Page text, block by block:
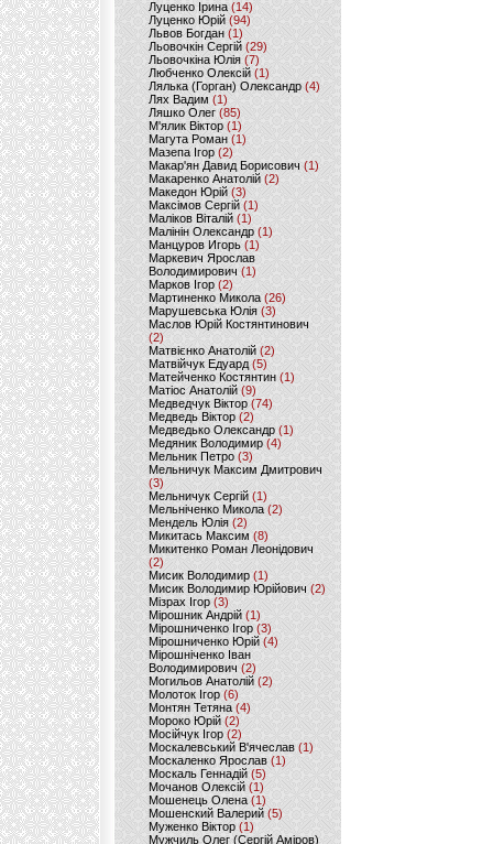
Луценко Ірина (14)
Луценко Юрій (94)
Львов Богдан (1)
Льовочкін Сергій (29)
Льовочкіна Юлія(7)
Любченко Олексій(1)
Лялька (Горган) Олександр(4)
Лях Вадим (1)
Ляшко Олег (85)
М'ялик Віктор(1)
Магута Роман(1)
Мазепа Ігор (2)
Макар'ян Давид Борисович(1)
Макаренко Анатолій (2)
Македон Юрій(3)
Максімов Сергій (1)
Маліков Віталій (1)
Малінін Олександр (1)
Манцуров Игорь (1)
Маркевич Ярослав
Володимирович (1)
Марков Ігор (2)
Мартиненко Микола (26)
Марушевська Юлія (3)
Маслов Юрій Костянтинович
(2)
Матвієнко Анатолій (2)
Матвійчук Едуард(5)
Матейченко Костянтин (1)
Матіос Анатолій (9)
Медведчук Віктор(74)
Медведь Віктор (2)
Медведько Олександр (1)
Медяник Володимир(4)
Мельник Петро (3)
Мельничук Максим Дмитрович
(3)
Мельничук Сергій (1)
Мельніченко Микола (2)
Мендель Юлія (2)
Микитась Максим (8)
Микитенко Роман Леонідович
(2)
Мисик Володимир (1)
Мисик Володимир Юрійович(2)
Мізрах Ігор(3)
Мірошник Андрій(1)
Мірошниченко Ігор (3)
Мірошниченко Юрій(4)
Мірошніченко Іван
Володимирович (2)
Могильов Анатолій (2)
Молоток Ігор (6)
Монтян Тетяна (4)
Мороко Юрій(2)
Мосійчук Ігор (2)
Москалевський В'ячеслав (1)
Москаленко Ярослав (1)
Москаль Геннадій (5)
Мочанов Олексій(1)
Мошенець Олена(1)
Мошенский Валерий (5)
Муженко Віктор (1)
Мужчиль Олег (Сергій Аміров)